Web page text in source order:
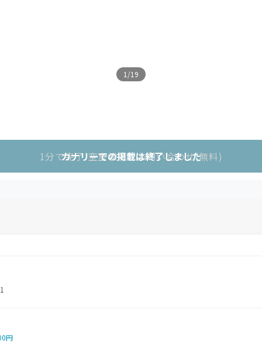
1/19
1分で完了!空室状況をお問い合わせ(無料)
カナリーでの掲載は終了しました
円